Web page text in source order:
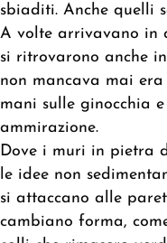
sbiaditi. Anche quelli
A volte arrivavano in
si ritrovarono anche
non mancava mai
mani sulle ginocchia
ammirazione.
Dove i muri in pietra
le idee non
si attaccano alle
cambiano forma,